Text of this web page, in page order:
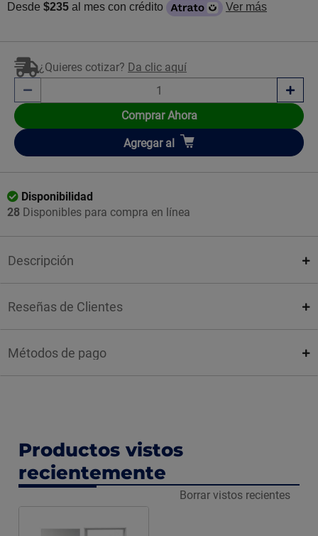
Desde $235 al mes con crédito Ver más
¿Quieres cotizar? Da clic aquí
Comprar Ahora
Añadir
Agregar al
Disponibilidad
28 Disponibles para compra en línea
Descripción
Reseñas de Clientes
Métodos de pago
Productos vistos
recientemente
Borrar vistos recientes